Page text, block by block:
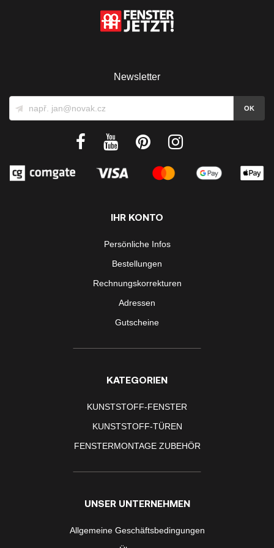
Newsletter
IHR KONTO
Persönliche Infos
Bestellungen
Rechnungskorrekturen
Adressen
Gutscheine
KATEGORIEN
KUNSTSTOFF-FENSTER
KUNSTSTOFF-TÜREN
FENSTERMONTAGE ZUBEHÖR
UNSER UNTERNEHMEN
Allgemeine Geschäftsbedingungen